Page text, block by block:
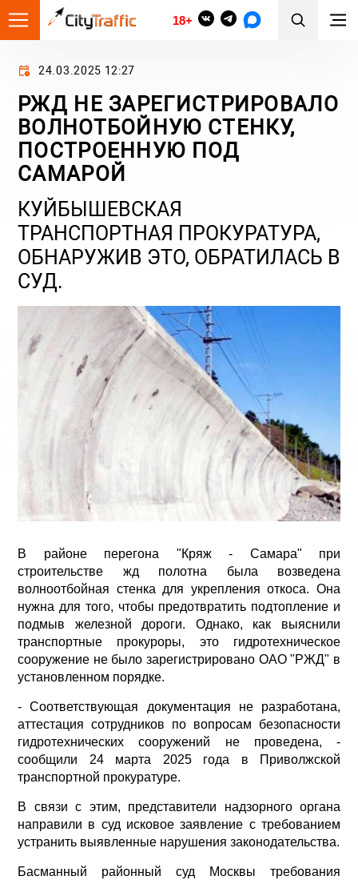
18+
24.03.2025 12:27
РЖД НЕ ЗАРЕГИСТРИРОВАЛО
ВОЛНОТБОЙНУЮ СТЕНКУ,
ПОСТРОЕННУЮ ПОД
САМАРОЙ
КУЙБЫШЕВСКАЯ
ТРАНСПОРТНАЯ ПРОКУРАТУРА,
ОБНАРУЖИВ ЭТО, ОБРАТИЛАСЬ В
СУД.
В районе перегона "Кряж - Самара" при
строительстве жд полотна была возведена
волноотбойная стенка для укрепления откоса. Она
нужна для того, чтобы предотвратить подтопление и
подмыв железной дороги. Однако, как выяснили
транспортные прокуроры, это гидротехническое
сооружение не было зарегистрировано ОАО "РЖД" в
установленном порядке.
- Соответствующая документация не разработана,
аттестация сотрудников по вопросам безопасности
гидротехнических сооружений не проведена, -
сообщили 24 марта 2025 года в Приволжской
транспортной прокуратуре.
В связи с этим, представители надзорного органа
направили в суд исковое заявление с требованием
устранить выявленные нарушения законодательства.
Басманный районный суд Москвы требования